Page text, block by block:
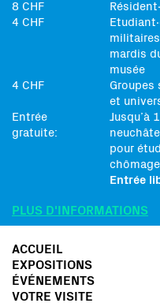
8 CHF
4 CHF
mardis
musée
4 CHF
Groupes
et
Entrée
gratuite:
Jusqu’à
pour
Entrée
PLUS D'INFORMATIONS
ACCUEIL
EXPOSITIONS
ÉVÉNEMENTS
VOTRE VISITE